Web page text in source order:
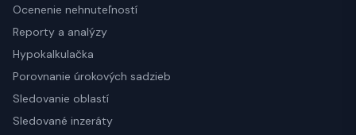
Ocenenie nehnuteľností
Reporty a analýzy
Hypokalkulačka
Porovnanie úrokových sadzieb
Sledovanie oblastí
Sledované inzeráty